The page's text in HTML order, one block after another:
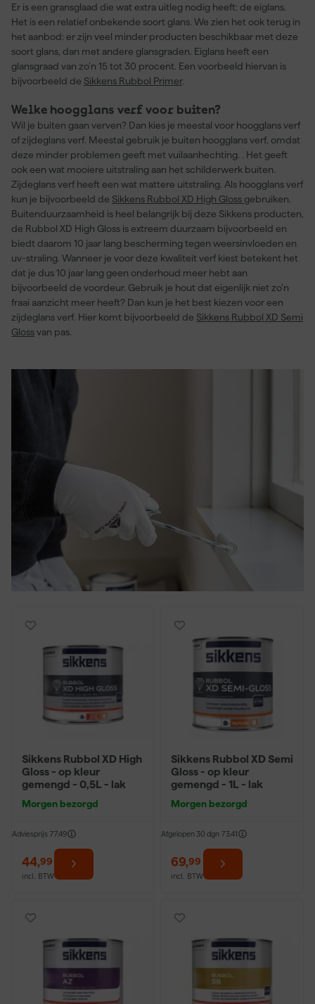
Er is een gransglaad die wat extra uitleg nodig heeft: de eiglans.
Het is een relatief onbekende soort glans. We zien het ook terug in
het aanbod: er zijn veel minder producten beschikbaar met deze
soort glans, dan met andere glansgraden. Eiglans heeft een
glansgraad van zo’n 15 tot 30 procent. Een voorbeeld hiervan is
bijvoorbeeld de Sikkens Rubbol Primer.
Welke hoogglans verf voor buiten?
Wil je buiten gaan verven? Dan kies je meestal voor hoogglans verf
of zijdeglans verf. Meestal gebruik je buiten hoogglans verf, omdat
deze minder problemen geeft met vuilaanhechting. . Het geeft
ook een wat mooiere uitstraling aan het schilderwerk buiten.
Zijdeglans verf heeft een wat mattere uitstraling. Als hoogglans verf
kun je bijvoorbeeld de Sikkens Rubbol XD High Gloss gebruiken.
Buitenduurzaamheid is heel belangrijk bij deze Sikkens producten,
de Rubbol XD High Gloss is extreem duurzaam bijvoorbeeld en
biedt daarom 10 jaar lang bescherming tegen weersinvloeden en
uv-straling. Wanneer je voor deze kwaliteit verf kiest betekent het
dat je dus 10 jaar lang geen onderhoud meer hebt aan
bijvoorbeeld de voordeur. Gebruik je hout dat eigenlijk niet zo’n
fraai aanzicht meer heeft? Dan kun je het best kiezen voor een
zijdeglans verf. Hier komt bijvoorbeeld de Sikkens Rubbol XD Semi
Glossvan pas.
Sikkens Rubbol XD High
Gloss - op kleur
gemengd - 0,5L - lak
Morgen bezorgd
Adviesprijs 77,49
44,99
incl. BTW
Sikkens Rubbol XD Semi
Gloss - op kleur
gemengd - 1L - lak
Morgen bezorgd
Afgelopen 30 dgn 73,41
69,99
incl. BTW